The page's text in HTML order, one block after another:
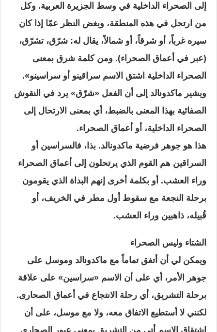
إلى الصحراء الداخلية في وسط الجزيرة العربية. وكل
من ارتحل في هذه المنطقة، وبغض النظر عمّا إذا كان
سيره غرباً، أو شرقاً، أو شمالاً، يقال له: شرّق، تشرّق،
(عبر في أعماق الصحراء). ومن كلمة شرق بمعنى
الصحراء الداخلية اشتق الاسم سراقينو أو سراسينو».
ويشير ماكدونالد إلى أن الفعل «شرّق» يرد في النقوش
الصفائية بهذا المعنى بالضبط، أي بمعنى الارتحال إلى
الصحراء الداخلية، أو أعماق الصحراء.
هذا هو جوهر فرضية ماكدونالد. بذا، فالسراسين أو
السراقين هم القوم الذي يرتحلون إلى أعماق الصحراء
وراء العشب. أو بكلمة أخرى إنهم البداة الذي يقومون
برحلة النجعة مع سقوط أول مطر في الخريف، أو
قُبيله، ذاهبين وراء العشب.
الشتاء وليس الصحراء
ويمكن لي أن أتفق تماماً مع ماكدونالد وموسل على
جوهر الأمر، أي على أن الاسم «سراسين» على علاقة
برحلة التشريق، أي رحلة الانتجاع في أعماق الصحارى.
لكنني لا أستطيع الاتفاق معه، ولا مع موسل، على أن
اشتقاق الاسم أتى من التشريق بمعنى عبور الصحارى